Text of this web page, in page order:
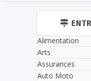
Alimentation
Arts
Assurances
Auto Moto